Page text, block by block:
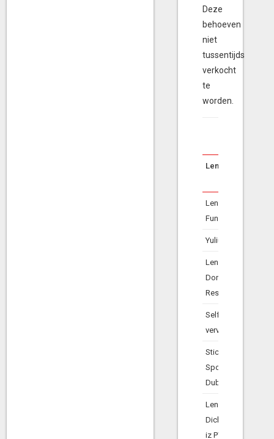
Deze
behoeven
niet
tussentijds
verkocht
te
worden.
Lenende partij
Leningen SVN inz.
Funderingsherstel
Yulius
Leningen NRF
Dordrechts
Restauratiefonds
Selfservice
vervanging VOB
Stichting
Sportvoorziening
Dubbeldam
Leningen SVN
Dichterskwartier
iz PWV